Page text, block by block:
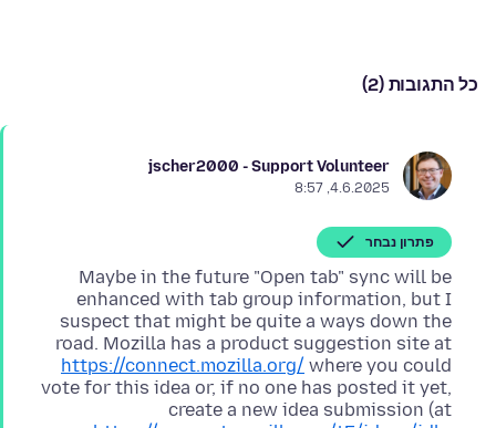
כל התגובות (2)
jscher2000 - Support Volunteer
4.6.2025, 8:57
פתרון נבחר
Maybe in the future "Open tab" sync will be
enhanced with tab group information, but I
suspect that might be quite a ways down the
road. Mozilla has a product suggestion site at
https://connect.mozilla.org/ where you could
vote for this idea or, if no one has posted it yet,
create a new idea submission (at